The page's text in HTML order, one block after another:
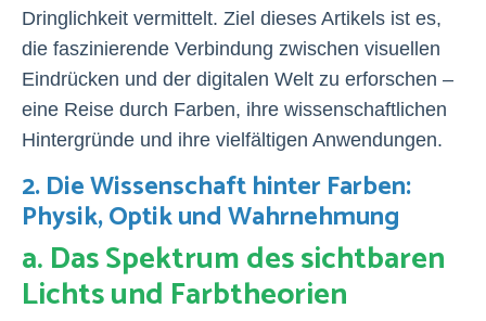
Dringlichkeit vermittelt. Ziel dieses Artikels ist es,
die faszinierende Verbindung zwischen visuellen
Eindrücken und der digitalen Welt zu erforschen –
eine Reise durch Farben, ihre wissenschaftlichen
Hintergründe und ihre vielfältigen Anwendungen.
2. Die Wissenschaft hinter Farben:
Physik, Optik und Wahrnehmung
a. Das Spektrum des sichtbaren
Lichts und Farbtheorien